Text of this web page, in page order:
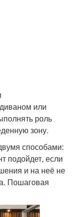
или
роль
зону.
способами:
подойдет, если
и на неё не
Пошаговая